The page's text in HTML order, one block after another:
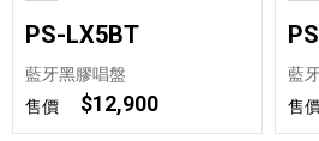
PS-LX5BT
藍牙黑膠唱盤
售價
$12,900
藍
售